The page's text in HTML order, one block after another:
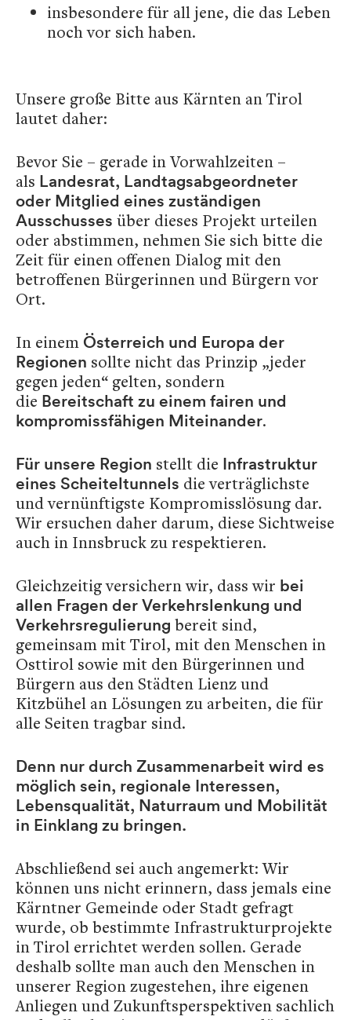
insbesondere für all jene, die das Leben
noch vor sich haben.
Unsere große Bitte aus Kärnten an Tirol
lautet daher:
Bevor Sie – gerade in Vorwahlzeiten –
als Landesrat, Landtagsabgeordneter
oder Mitglied eines zuständigen
Ausschusses über dieses Projekt urteilen
oder abstimmen, nehmen Sie sich bitte die
Zeit für einen offenen Dialog mit den
betroffenen Bürgerinnen und Bürgern vor
Ort.
In einem Österreich und Europa der
Regionen sollte nicht das Prinzip „jeder
gegen jeden“ gelten, sondern
die Bereitschaft zu einem fairen und
kompromissfähigen Miteinander.
Für unsere Region stellt die Infrastruktur
eines Scheiteltunnels die verträglichste
und vernünftigste Kompromisslösung dar.
Wir ersuchen daher darum, diese Sichtweise
auch in Innsbruck zu respektieren.
Gleichzeitig versichern wir, dass wir bei
allen Fragen der Verkehrslenkung und
Verkehrsregulierung bereit sind,
gemeinsam mit Tirol, mit den Menschen in
Osttirol sowie mit den Bürgerinnen und
Bürgern aus den Städten Lienz und
Kitzbühel an Lösungen zu arbeiten, die für
alle Seiten tragbar sind.
Denn nur durch Zusammenarbeit wird es
möglich sein, regionale Interessen,
Lebensqualität, Naturraum und Mobilität
in Einklang zu bringen.
Abschließend sei auch angemerkt: Wir
können uns nicht erinnern, dass jemals eine
Kärntner Gemeinde oder Stadt gefragt
wurde, ob bestimmte Infrastrukturprojekte
in Tirol errichtet werden sollen. Gerade
deshalb sollte man auch den Menschen in
unserer Region zugestehen, ihre eigenen
Anliegen und Zukunftsperspektiven sachlich